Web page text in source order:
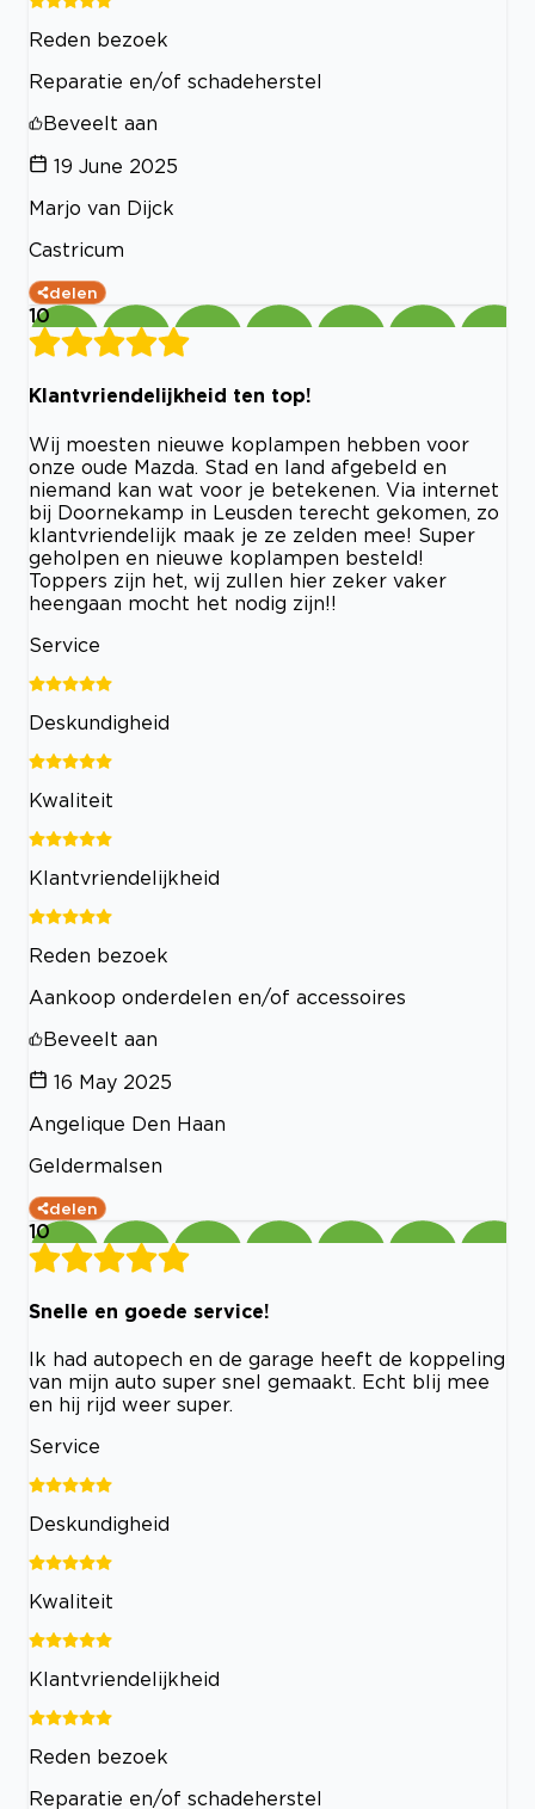
Reden bezoek
Reparatie en/of schadeherstel
Beveelt aan
19 June 2025
Marjo van Dijck
Castricum
delen
10
Klantvriendelijkheid ten top!
Wij moesten nieuwe koplampen hebben voor
onze oude Mazda. Stad en land afgebeld en
niemand kan wat voor je betekenen. Via internet
bij Doornekamp in Leusden terecht gekomen, zo
klantvriendelijk maak je ze zelden mee! Super
geholpen en nieuwe koplampen besteld!
Toppers zijn het, wij zullen hier zeker vaker
heengaan mocht het nodig zijn!!
Service
Deskundigheid
Kwaliteit
Klantvriendelijkheid
Reden bezoek
Aankoop onderdelen en/of accessoires
Beveelt aan
16 May 2025
Angelique Den Haan
Geldermalsen
delen
10
Snelle en goede service!
Ik had autopech en de garage heeft de koppeling
van mijn auto super snel gemaakt. Echt blij mee
en hij rijd weer super.
Service
Deskundigheid
Kwaliteit
Klantvriendelijkheid
Reden bezoek
Reparatie en/of schadeherstel